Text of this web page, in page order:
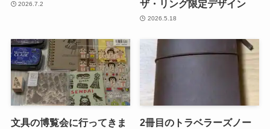
2026.7.2
ザ・リング限定デザイン
2026.5.18
文具の博覧会に行ってきま
2冊目のトラベラーズノー